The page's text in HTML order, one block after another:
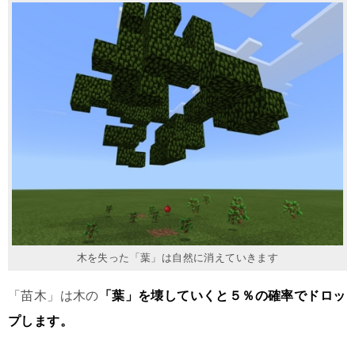
木を失った「葉」は自然に消えていきます
「苗木」は木の 「葉」を壊していくと５％の確率でドロッ
プします。